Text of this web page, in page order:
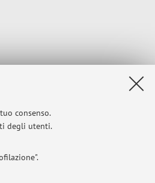
consenso.
degli utenti.